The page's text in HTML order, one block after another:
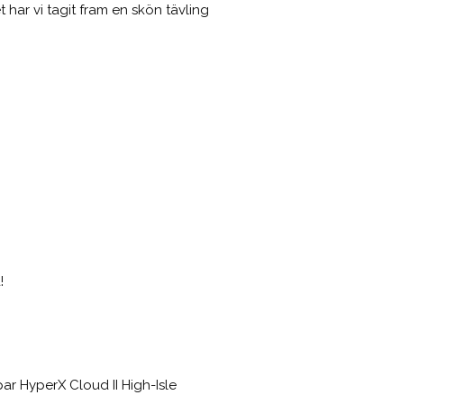
har vi tagit fram en skön tävling
HyperX Cloud II High-Isle